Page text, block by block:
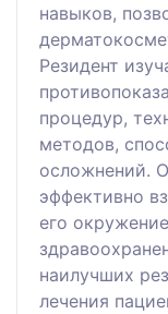
навыков,
Резидент
процедур,
методов,
осложнений.
эффективно
его
наилучших
лечения